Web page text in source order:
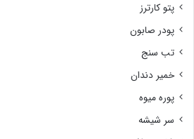
پتو کارترز
پودر صابون
تب سنج
خمیر دندان
پوره میوه
سر شیشه